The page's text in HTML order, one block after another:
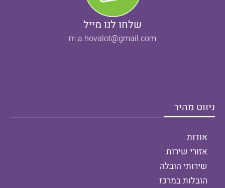
שלחו לנו מייל
m.a.hovalot@gmail.com
ניווט מהיר
אודות
אזורי שירות
שירותי הובלה
הובלות במרכז